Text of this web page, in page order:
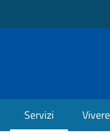
Servizi